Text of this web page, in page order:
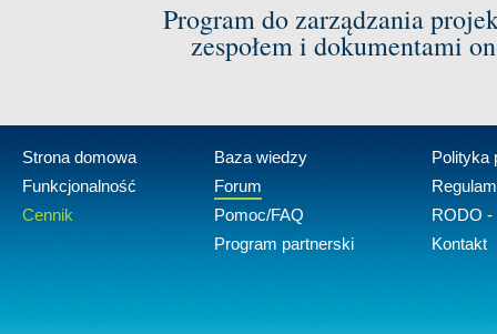
Program do zarządzania
zespołem i dokumentami
Strona domowa
Funkcjonalność
Cennik
Baza wiedzy
Forum
Pomoc/FAQ
Program partnerski
Polityka
RODO -
Kontakt